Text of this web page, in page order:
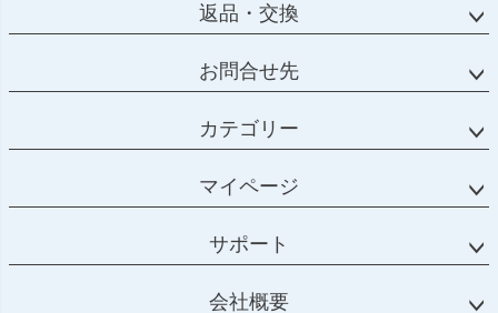
返品・交換
お問合せ先
カテゴリー
マイページ
サポート
会社概要